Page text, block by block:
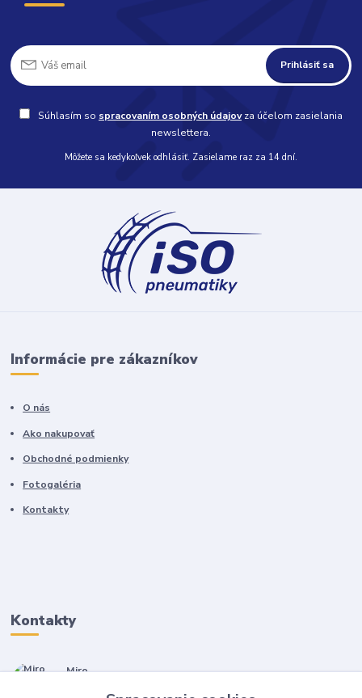
Prihlásiť sa
Súhlasím so spracovaním osobných údajovza účelom zasielania
newslettera.
Môžete sa kedykoľvek odhlásiť. Zasielame raz za 14 dní.
Informácie pre zákazníkov
O nás
Ako nakupovať
Obchodné podmienky
Fotogaléria
Kontakty
Kontakty
Miro